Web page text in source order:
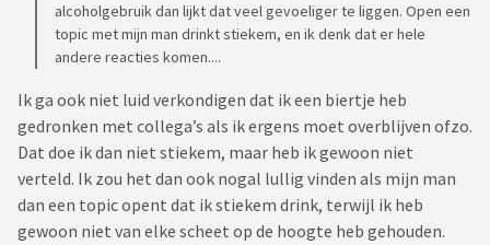
alcoholgebruik dan lijkt dat veel gevoeliger te liggen. Open een
topic met mijn man drinkt stiekem, en ik denk dat er hele
andere reacties komen....
Ik ga ook niet luid verkondigen dat ik een biertje heb
gedronken met collega’s als ik ergens moet overblijven ofzo.
Dat doe ik dan niet stiekem, maar heb ik gewoon niet
verteld. Ik zou het dan ook nogal lullig vinden als mijn man
dan een topic opent dat ik stiekem drink, terwijl ik heb
gewoon niet van elke scheet op de hoogte heb gehouden.